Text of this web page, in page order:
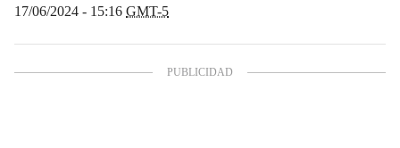
17/06/2024 - 15:16 GMT-5